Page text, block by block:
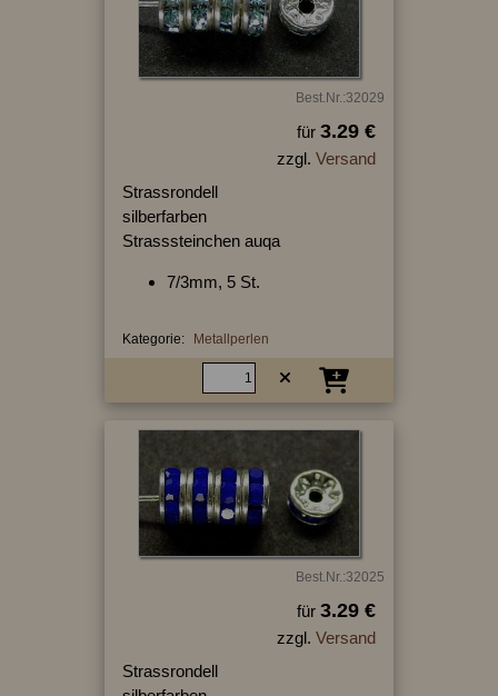
Best.Nr.:32029
für 3.29 €
zzgl. Versand
Strassrondell
silberfarben
Strasssteinchen auqa
7/3mm, 5 St.
Kategorie: Metallperlen
Best.Nr.:32025
für 3.29 €
zzgl. Versand
Strassrondell